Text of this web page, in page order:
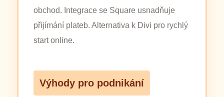
obchod. Integrace se Square usnadňuje
přijímání plateb. Alternativa k Divi pro rychlý
start online.
Výhody pro podnikání